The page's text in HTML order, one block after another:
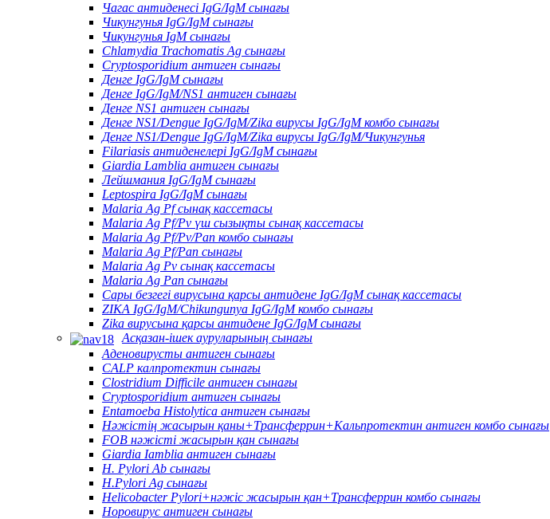
Чагас антиденесі IgG/IgM сынағы
Чикунгунья IgG/IgM сынағы
Чикунгунья IgM сынағы
Chlamydia Trachomatis Ag сынағы
Cryptosporidium антиген сынағы
Денге IgG/IgM сынағы
Денге IgG/IgM/NS1 антиген сынағы
Денге NS1 антиген сынағы
Денге NS1/Dengue IgG/IgM/Zika вирусы IgG/IgM комбо сынағы
Денге NS1/Dengue IgG/IgM/Zika вирусы IgG/IgM/Чикунгунья
Filariasis антиденелері IgG/IgM сынағы
Giardia Lamblia антиген сынағы
Лейшмания IgG/IgM сынағы
Leptospira IgG/IgM сынағы
Malaria Ag Pf сынақ кассетасы
Malaria Ag Pf/Pv үш сызықты сынақ кассетасы
Malaria Ag Pf/Pv/Pan комбо сынағы
Malaria Ag Pf/Pan сынағы
Malaria Ag Pv сынақ кассетасы
Malaria Ag Pan сынағы
Сары безгегі вирусына қарсы антидене IgG/IgM сынақ кассетасы
ZIKA IgG/IgM/Chikungunya IgG/IgM комбо сынағы
Zika вирусына қарсы антидене IgG/IgM сынағы
Асқазан-ішек ауруларының сынағы
Аденовирусты антиген сынағы
CALP калпротектин сынағы
Clostridium Difficile антиген сынағы
Cryptosporidium антиген сынағы
Entamoeba Histolytica антиген сынағы
Нәжістің жасырын қаны+Трансферрин+Кальпротектин антиген комбо сынағы
FOB нәжісті жасырын қан сынағы
Giardia Iamblia антиген сынағы
H. Pylori Ab сынағы
H.Pylori Ag сынағы
Helicobacter Pylori+нәжіс жасырын қан+Трансферрин комбо сынағы
Норовирус антиген сынағы